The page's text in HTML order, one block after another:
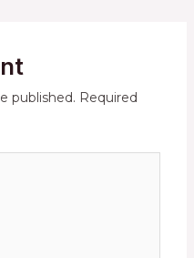
published. Required